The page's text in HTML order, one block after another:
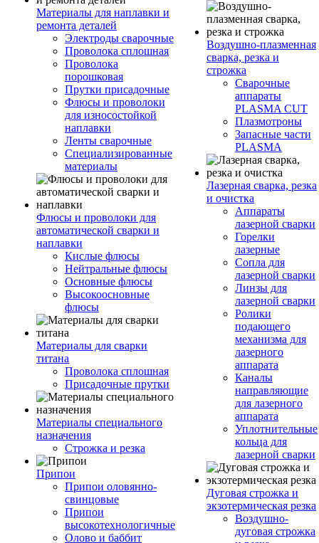
Материалы для наплавки и
ремонта деталей
Электроды сварочные
Проволока сплошная
Проволока
порошковая
Прутки присадочные
Флюсы и проволоки
для износостойкой
наплавки
Ленты сварочные
Специализированные
материалы
Флюсы и проволоки для
автоматической сварки и
наплавки
Кислые флюсы
Нейтральные флюсы
Основные флюсы
Высокоосновные
флюсы
Материалы для сварки
титана
Проволока сплошная
Присадочные прутки
Материалы специального
назначения
Строжка и резка
Припои
Припои оловянно-
свинцовые
Припои
высокотехнологичные
Олово и баббит
Воздушно-плазменная
сварка, резка и
строжка
Сварочные
аппараты
PLASMA CUT
Плазмотроны
Запасные части
PLASMA
Лазерная сварка, резка
и очистка
Аппараты
лазерной сварки
Горелки
лазерные
Сопла для
лазерной сварки
Линзы для
лазерной сварки
Ролики
подающего
механизма для
лазерного
аппарата
Каналы
направляющие
для лазерного
аппарата
Уплотнительные
кольца для
лазерной сварки
Дуговая строжка и
экзотермическая резка
Воздушно-
дуговая строжка